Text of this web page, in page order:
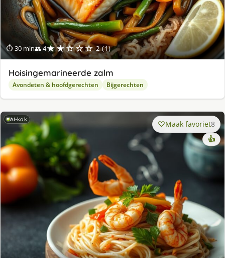
⏱ 30 min👥 4★★☆☆☆ 2 (1)
Hoisingemarineerde zalm
Avondeten & hoofdgerechten Bijgerechten
AI-kok Maak favoriet8
👍